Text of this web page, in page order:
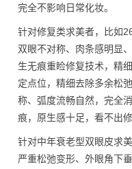
完全不影响日常化妆。
针对修复类求美者，比如
双眼不对称、肉条感明显
生无痕重睑修复技术，精
定点位，精细去除多余松
称、弧度流畅自然，完全
痕，原生感十足，看不出修
针对中年衰老型双眼皮求
严重松弛变形、外眼角下